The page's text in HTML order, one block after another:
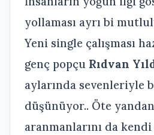
yollaması ayrı bi
Yeni single çalışması
genç popçu Rıdvan
aylarında sevenleriyle
düşünüyor.. Öte
aranmanlarını da